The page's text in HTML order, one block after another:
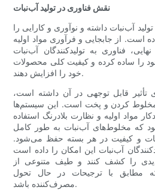
نقش فناوری در تولید آب‌نبات
آب‌نبات داشته و نوآوری و کارایی را
است. از جابجایی و فرآوری مواد اولیه
فناوری به تولیدکنندگان آب‌نبات
را ساده کرده و کیفیت کلی محصولات
خود را افزایش دهند.
تأثیر قابل توجهی در آن داشته است،
کردن و پخت است. این سیستم‌ها
مواد اولیه و نظارت بلادرنگ استفاده
که مخلوط‌های آب‌نبات به طور کامل
و کیفیت در هر بسته حفظ می‌شود.
آب‌نبات این امکان را داده است
را کشف کنند و طیف متنوعی از
مطابق با ترجیحات در حال تحول
مصرف‌کننده باشد.